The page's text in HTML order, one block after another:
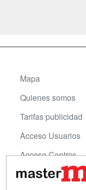
Mapa
Quienes somos
Tarifas publicidad
Acceso Usuarios
Acceso Centros